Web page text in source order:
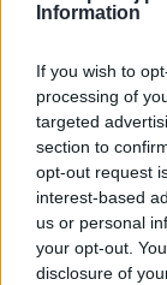
Information
If you wish to
processing of
targeted
section to
opt-out request
interest-based
us or personal
your opt-out.
disclosure of
ze sobą i
dziewczyny
życia bez
Zastanawia
ma, choć
nietypowy
jej się, że